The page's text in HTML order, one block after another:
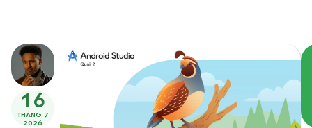
16
THÁNG 7
2026